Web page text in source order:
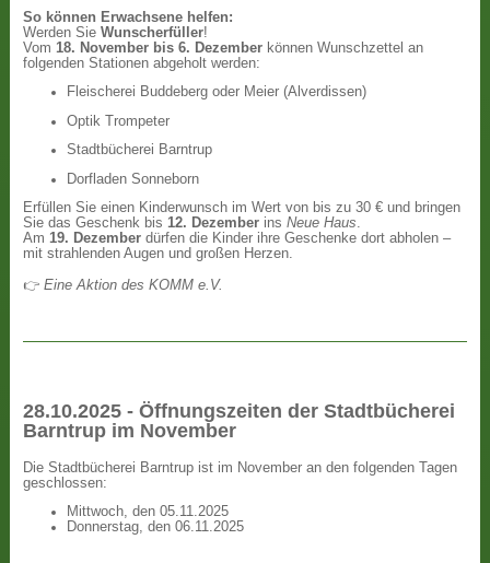
So können Erwachsene helfen:
Werden SieWunscherfüller!
Vom 18. November bis 6. Dezember können Wunschzettel an
folgenden Stationen abgeholt werden:
Fleischerei Buddeberg oder Meier (Alverdissen)
Optik Trompeter
Stadtbücherei Barntrup
Dorfladen Sonneborn
Erfüllen Sie einen Kinderwunsch im Wert von bis zu 30 € und bringen
Sie das Geschenk bis12. Dezember insNeue Haus.
Am19. Dezember dürfen die Kinder ihre Geschenke dort abholen –
mit strahlenden Augen und großen Herzen.
👉Eine Aktion des KOMM e.V.
28.10.2025 - Öffnungszeiten der Stadtbücherei
Barntrup im November
Die Stadtbücherei Barntrup ist im November an den folgenden Tagen
geschlossen:
Mittwoch, den 05.11.2025
Donnerstag, den 06.11.2025